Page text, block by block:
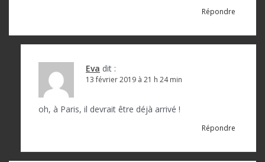
Répondre
Eva dit :
13 février 2019 à 21 h 24 min
oh, à Paris, il devrait être déjà arrivé !
Répondre